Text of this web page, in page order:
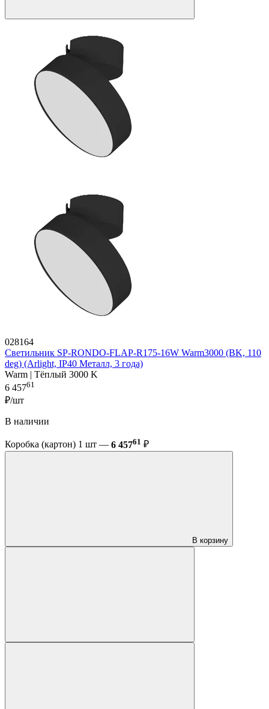
028164
Светильник SP-RONDO-FLAP-R175-16W Warm3000 (BK, 110
deg) (Arlight, IP40 Металл, 3 года)
Warm | Тёплый 3000 K
6 45761
₽/шт
В наличии
Коробка (картон) 1 шт — 6 45761 ₽
В корзину